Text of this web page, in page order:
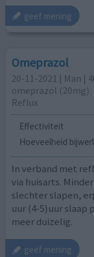
geef mening
Omeprazol
20-11-2021 | Man |
omeprazol (20mg)
Reflux
Effectiviteit
Hoeveelheid
In verband met
via huisarts.
slechter slapen,
uur (4-5)uur slaap
meer duizelig.
geef mening